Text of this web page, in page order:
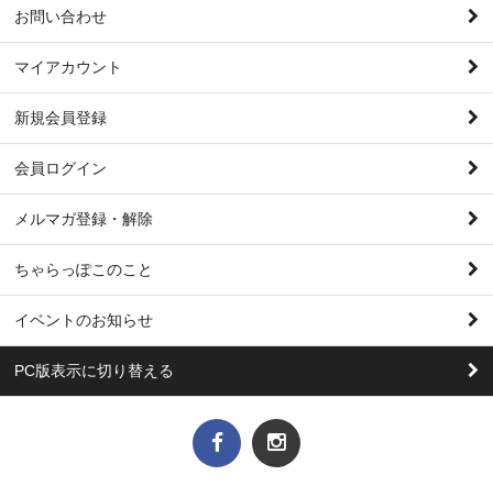
お問い合わせ
マイアカウント
新規会員登録
会員ログイン
メルマガ登録・解除
ちゃらっぽこのこと
イベントのお知らせ
PC版表示に切り替える